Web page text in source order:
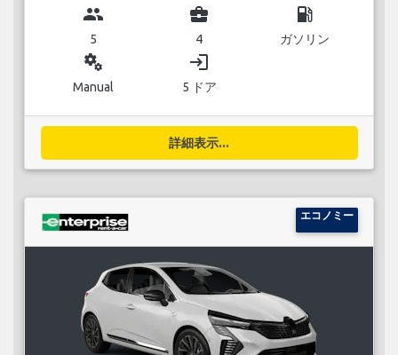
group
5
business_center
4
local_gas_station
ガソリン
miscellaneous_services
Manual
login
5 ドア
詳細表示...
エコノミー